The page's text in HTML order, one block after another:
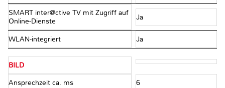
SMART inter@ctive TV mit Zugriff auf
Online-Dienste
Ja
WLAN-integriert Ja
BILD
Ansprechzeit ca. ms 6